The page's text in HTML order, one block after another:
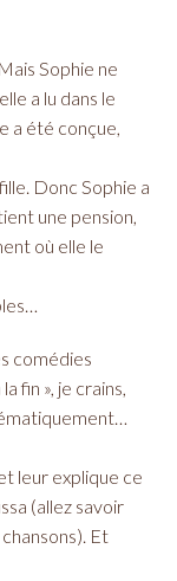
Sophie ne
a lu dans le
a été conçue,
Donc Sophie a
une pension,
où elle le
comédies
fin », je crains,
leur explique ce
(allez savoir
Et